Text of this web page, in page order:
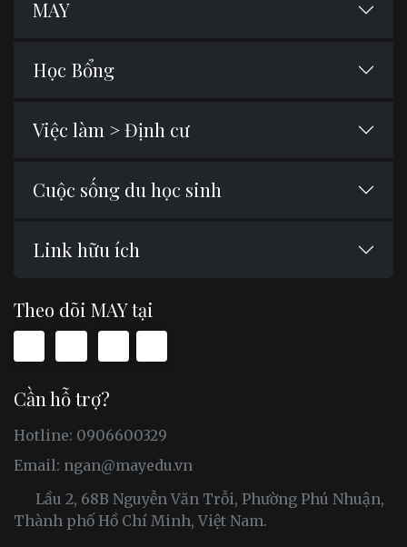
MAY
Học Bổng
Việc làm > Định cư
Cuộc sống du học sinh
Link hữu ích
Theo dõi MAY tại
Cần hỗ trợ?
Hotline: 0906600329
Email: ngan@mayedu.vn
Lầu 2, 68B Nguyễn Văn Trỗi, Phường Phú Nhuận,
Thành phố Hồ Chí Minh, Việt Nam.